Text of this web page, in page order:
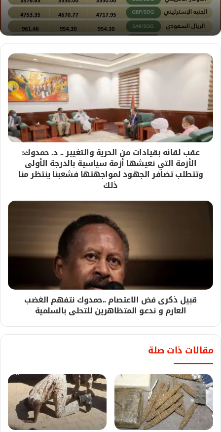
عقب لقائه بقيادات من الحرية والتغيير .. د. حمدوك:
الأزمة التي نعيشها أزمة سياسية بالدرجة الأولى
وتتطلب تضافر الجهود لمواجهتها فشعبنا ينتظر منا
ذلك
قبيل ذكرى فض الاعتصام ..حمدوك نتفهم الغضب
العارم و ندعو المتظاهرين للتحلى بالسلمية
مقالات ذات صلة